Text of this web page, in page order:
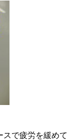
スで疲労を緩めて